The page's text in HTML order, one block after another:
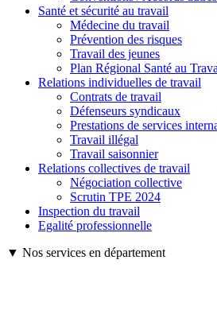
Santé et sécurité au travail
Médecine du travail
Prévention des risques
Travail des jeunes
Plan Régional Santé au
Relations individuelles de travail
Contrats de travail
Défenseurs syndicaux
Prestations de services
Travail illégal
Travail saisonnier
Relations collectives de travail
Négociation collective
Scrutin TPE 2024
Inspection du travail
Egalité professionnelle
▼ Nos services en département